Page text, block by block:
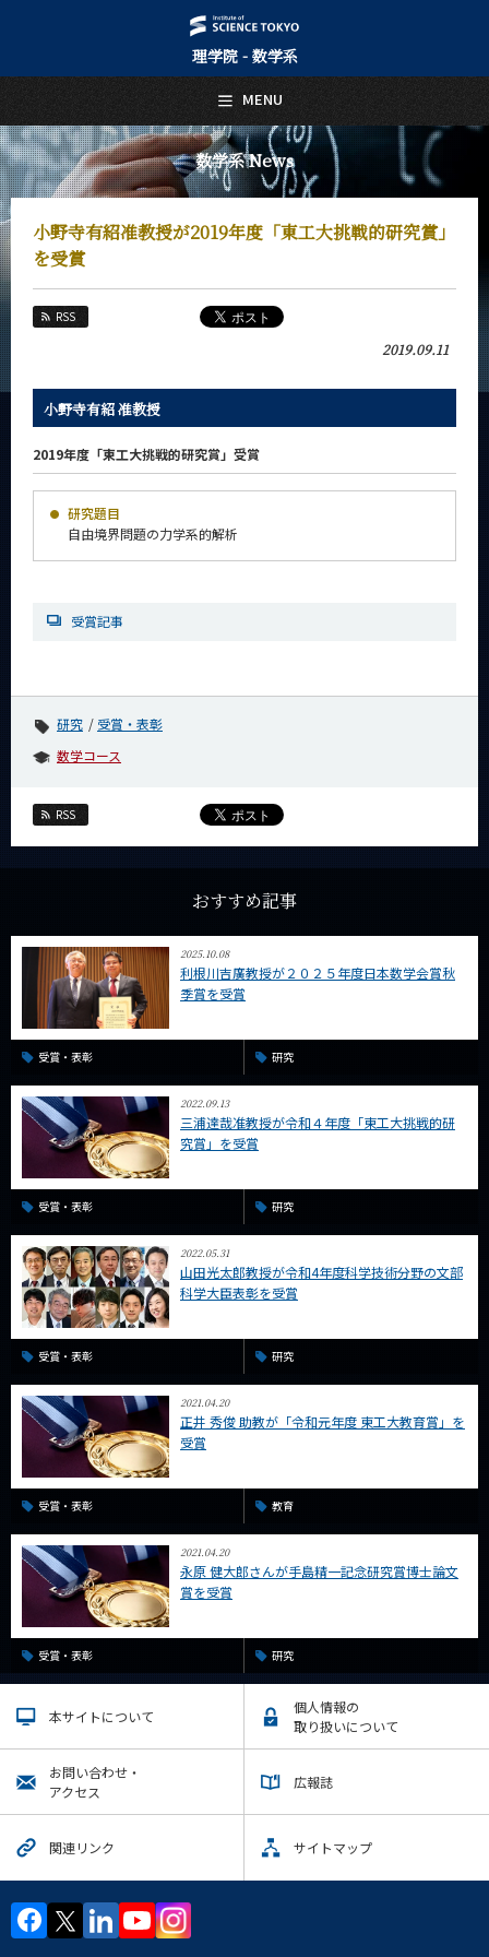
理学院 - 数学系
数学系 News
小野寺有紹准教授が2019年度「東工大挑戦的研究賞」
を受賞
RSS
2019.09.11
小野寺有紹 准教授
2019年度「東工大挑戦的研究賞」受賞
研究題目
自由境界問題の力学系的解析
受賞記事
研究
受賞・表彰
数学コース
RSS
おすすめ記事
2025.10.08
利根川吉廣教授が２０２５年度日本数学会賞秋
季賞を受賞
受賞・表彰 研究
2022.09.13
三浦達哉准教授が令和４年度「東工大挑戦的研
究賞」を受賞
受賞・表彰 研究
2022.05.31
山田光太郎教授が令和4年度科学技術分野の文部
科学大臣表彰を受賞
受賞・表彰 研究
2021.04.20
正井 秀俊 助教が「令和元年度 東工大教育賞」を
受賞
受賞・表彰 教育
2021.04.20
永原 健大郎さんが手島精一記念研究賞博士論文
賞を受賞
受賞・表彰 研究
本サイトについて
個人情報の
取り扱いについて
お問い合わせ・
アクセス
広報誌
関連リンク サイトマップ
MENU
日本語 English
トップページ
Top Page
数学系について
About Us
教育
Education
教員・研究室
Faculty and Laboratories
入学案内
数学系 News
News 一覧
課程別
Event Calendar
サイト構成
CLOSE